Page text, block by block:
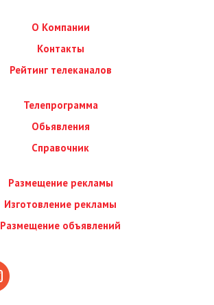
О Компании
Контакты
Рейтинг телеканалов
Телепрограмма
Обьявления
Справочник
Размещение рекламы
Изготовление рекламы
Размещение объявлений